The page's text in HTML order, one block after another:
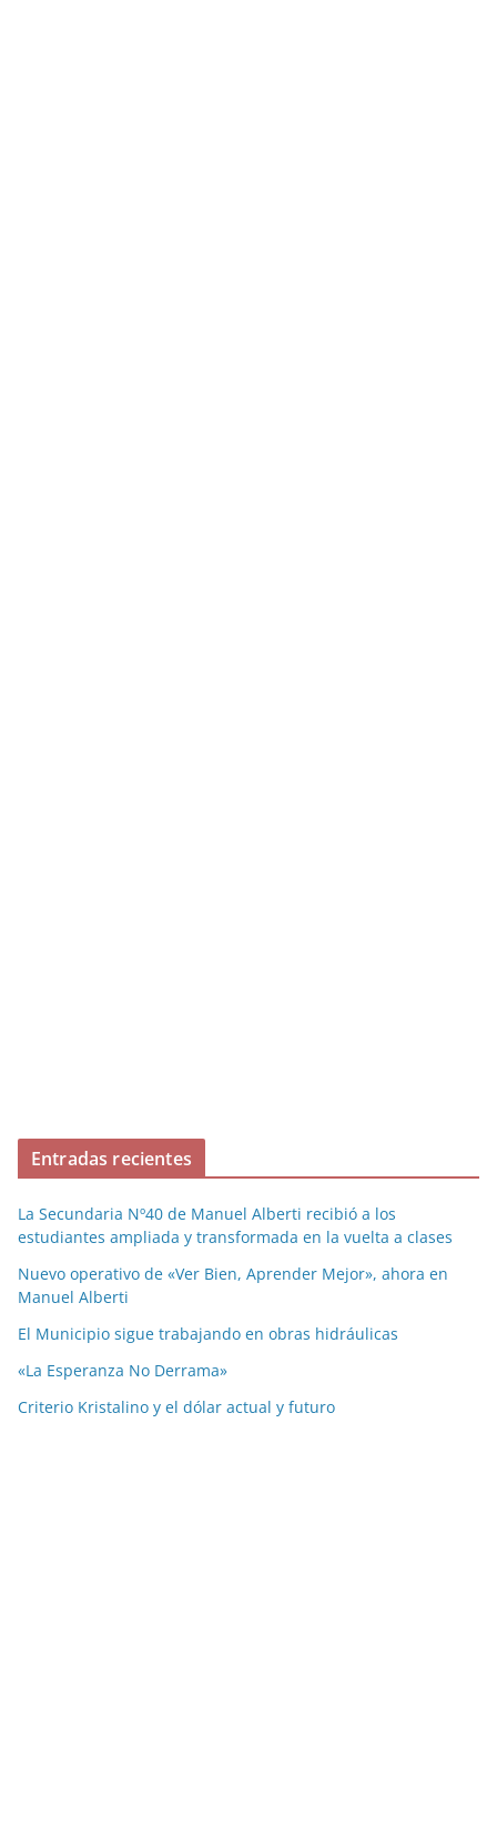
Entradas recientes
La Secundaria Nº40 de Manuel Alberti recibió a los
estudiantes ampliada y transformada en la vuelta a clases
Nuevo operativo de «Ver Bien, Aprender Mejor», ahora en
Manuel Alberti
El Municipio sigue trabajando en obras hidráulicas
«La Esperanza No Derrama»
Criterio Kristalino y el dólar actual y futuro